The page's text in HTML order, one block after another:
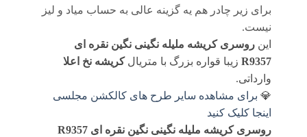
برای زیر چادر هم یه گزینه عالی به حساب میاد و لیز
نیست.
این روسری کریشه ملیله نگینی نگین نقره ای
R9357زیبا قواره بزرگ با متریال کریشه نخ اعلا
وارداتی.
💎 برای مشاهده سایر طرح های کالکشن مجلسی
اینجا کلیک کنید
روسری کریشه ملیله نگینی نگین نقره ای R9357